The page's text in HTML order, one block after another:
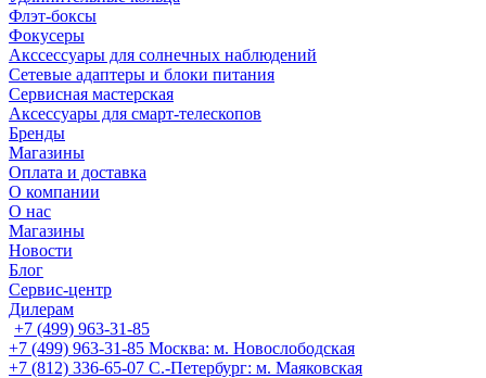
Флэт-боксы
Фокусеры
Акссессуары для солнечных наблюдений
Сетевые адаптеры и блоки питания
Сервисная мастерская
Аксессуары для смарт-телескопов
Бренды
Магазины
Оплата и доставка
О компании
О нас
Магазины
Новости
Блог
Сервис-центр
Дилерам
+7 (499) 963-31-85
+7 (499) 963-31-85 Москва: м. Новослободская
+7 (812) 336-65-07 С.-Петербург: м. Маяковская